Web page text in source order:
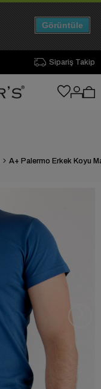
Sipariş Takip
Görüntüle